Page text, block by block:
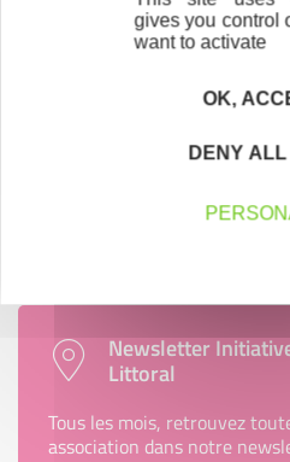
projet entrepreneurial
Découvrez qui ils sont !
Newsletter
Littoral
Tous les mois, retrouvez
association dans notre
gives you control
want to activate
OK,
DENY ALL